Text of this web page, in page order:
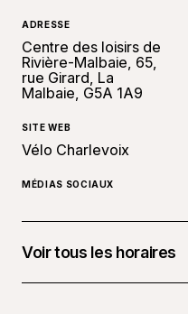
ADRESSE
Centre des loisirs de
Rivière-Malbaie, 65,
rue Girard, La
Malbaie, G5A 1A9
SITE WEB
Vélo Charlevoix
MÉDIAS SOCIAUX
Voir tous les horaires